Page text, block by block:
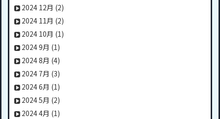
2024 12月 (2)
2024 11月 (2)
2024 10月 (1)
2024 9月 (1)
2024 8月 (4)
2024 7月 (3)
2024 6月 (1)
2024 5月 (2)
2024 4月 (1)